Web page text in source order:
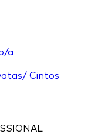
a
Cintos